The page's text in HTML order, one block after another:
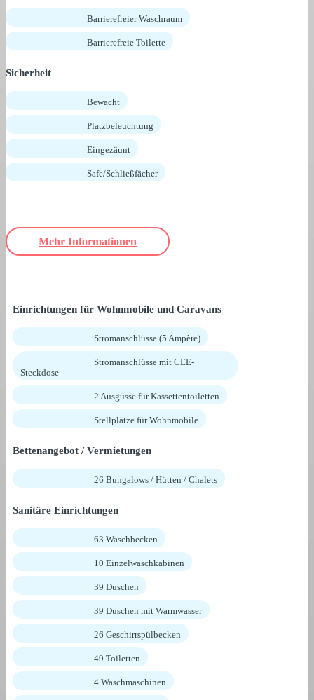
Barrierefreier Waschraum
Barrierefreie Toilette
Sicherheit
Bewacht
Platzbeleuchtung
Eingezäunt
Safe/Schließfächer
Mehr Informationen
Einrichtungen für Wohnmobile und Caravans
Stromanschlüsse (5 Ampère)
Stromanschlüsse mit CEE-
Steckdose
2 Ausgüsse für Kassettentoiletten
Stellplätze für Wohnmobile
Bettenangebot / Vermietungen
26 Bungalows / Hütten / Chalets
Sanitäre Einrichtungen
63 Waschbecken
10 Einzelwaschkabinen
39 Duschen
39 Duschen mit Warmwasser
26 Geschirrspülbecken
49 Toiletten
4 Waschmaschinen